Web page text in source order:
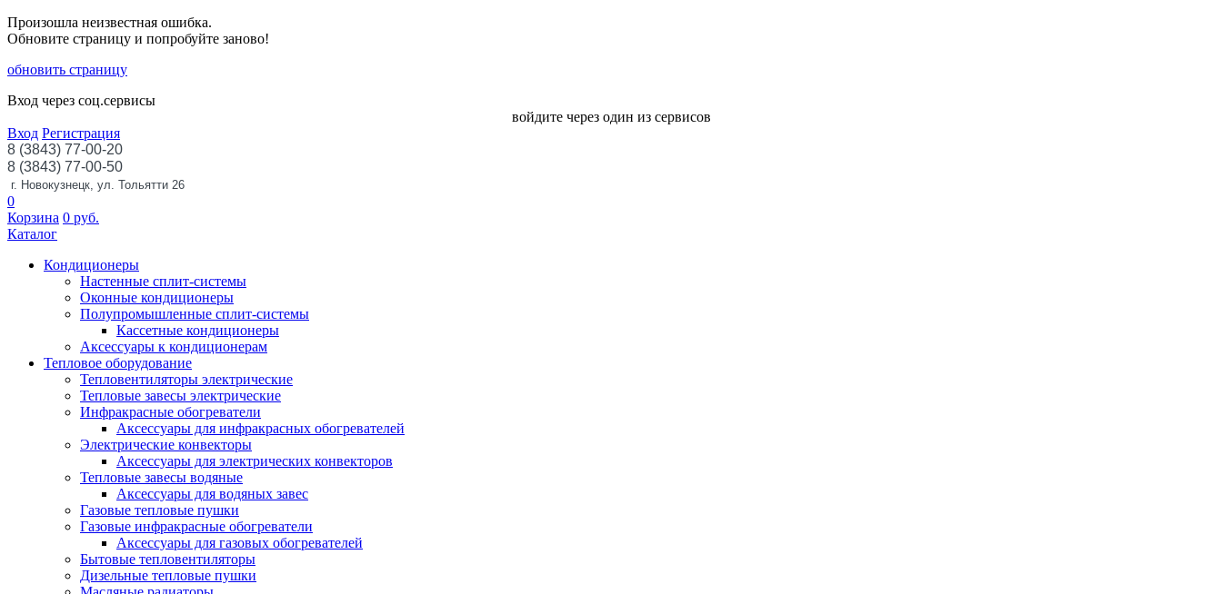
Произошла неизвестная ошибка.
Обновите страницу и попробуйте заново!
обновить страницу
Вход через соц.сервисы
войдите через один из сервисов
Вход Регистрация
8 (3843) 77-00-20
8 (3843) 77-00-50
г. Новокузнецк, ул. Тольятти 26
0
Корзина 0 руб.
Каталог
Кондиционеры
Настенные сплит-системы
Оконные кондиционеры
Полупромышленные сплит-системы
Кассетные кондиционеры
Аксессуары к кондиционерам
Тепловое оборудование
Тепловентиляторы электрические
Тепловые завесы электрические
Инфракрасные обогреватели
Аксессуары для инфракрасных обогревателей
Электрические конвекторы
Аксессуары для электрических конвекторов
Тепловые завесы водяные
Аксессуары для водяных завес
Газовые тепловые пушки
Газовые инфракрасные обогреватели
Аксессуары для газовых обогревателей
Бытовые тепловентиляторы
Дизельные тепловые пушки